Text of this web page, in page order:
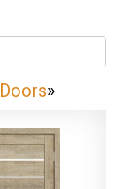
Doors»